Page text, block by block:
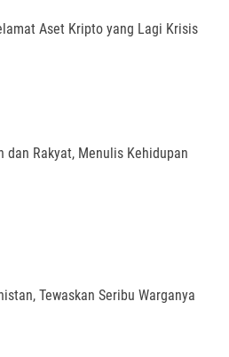
Aset Kripto yang Lagi Krisis
dan Rakyat, Menulis Kehidupan
Tewaskan Seribu Warganya